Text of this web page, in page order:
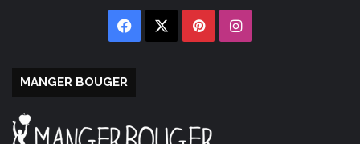
Facebook PinterestInstagram
MANGER BOUGER